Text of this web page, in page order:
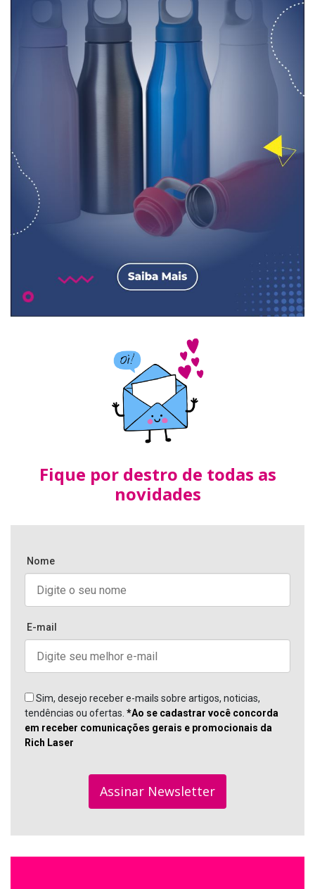
Fique por destro de todas as
novidades
Nome
E-mail
Sim, desejo receber e-mails sobre artigos, noticias,
tendências ou ofertas. *Ao se cadastrar você concorda
em receber comunicações gerais e promocionais da
Rich Laser
Assinar Newsletter